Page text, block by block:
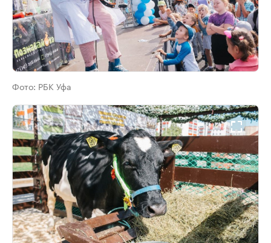
Фото: РБК Уфа